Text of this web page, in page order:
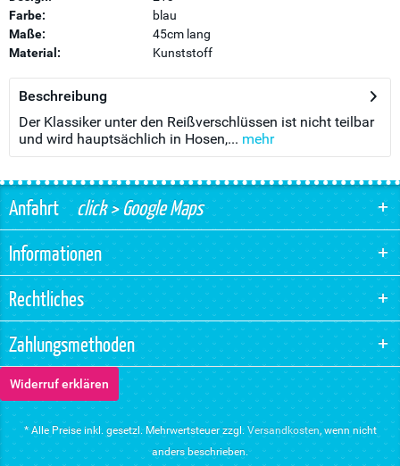
Farbe:
blau
Maße:
45cm lang
Material:
Kunststoff
Beschreibung
Der Klassiker unter den Reißverschlüssen ist nicht teilbar
und wird hauptsächlich in Hosen,... mehr
Anfahrtclick > Google Maps
Informationen
Rechtliches
Zahlungsmethoden
Widerruf erklären
* Alle Preise inkl. gesetzl. Mehrwertsteuer zzgl. Versandkosten, wenn nicht
anders beschrieben.